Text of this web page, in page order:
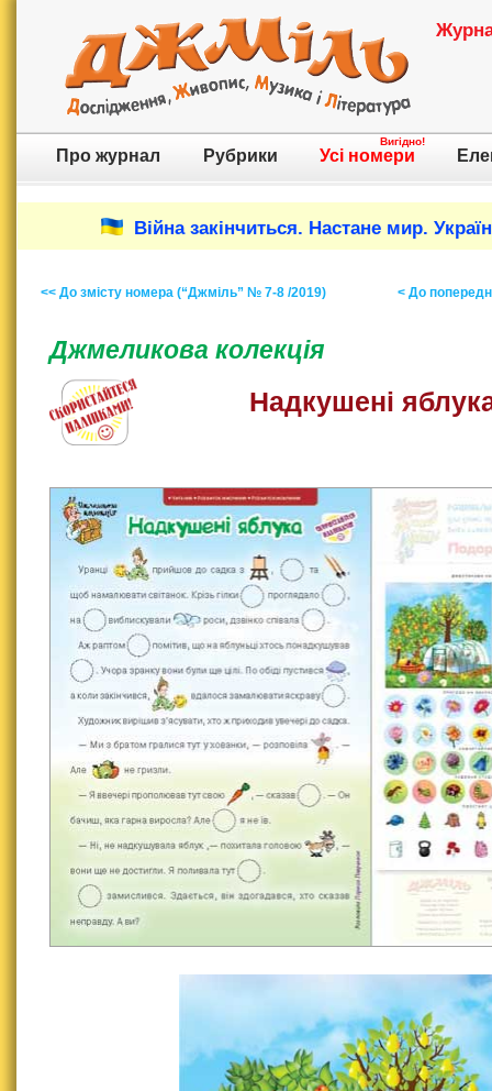
Про журнал Рубрики Усі номери
Вигідно!
Війна закінчиться. Настане мир.
<< До змісту номера (“Джміль” № 7-8 /2019) < До
Джмеликова колекція
Надкушені